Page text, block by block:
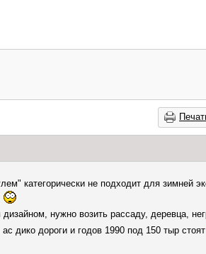
категорически не подходит для зимней
нужно возить рассаду, деревца,
дико дороги и годов 1990 под 150 тыр стоят